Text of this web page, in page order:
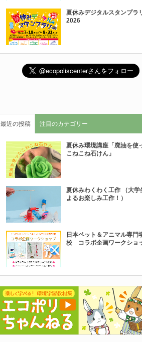
夏休みデジタルスタンプラ
2026
最近の投稿 注目のカテゴリー
夏休み環境講座「廃油を使
こねこね石けん」
夏休みわくわく工作 （大学
よるお楽しみ工作！）
日本ペット＆アニマル専門
校 コラボ企画ワークショ